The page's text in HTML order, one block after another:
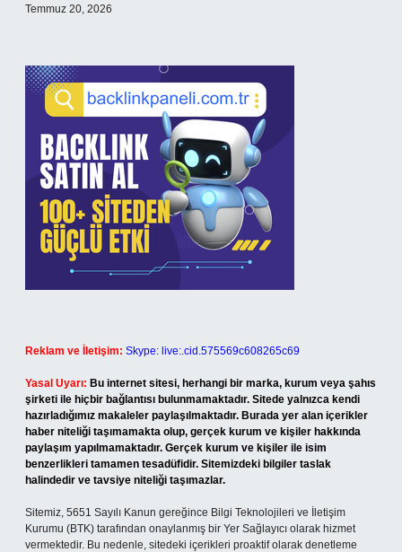
Temmuz 20, 2026
Reklam ve İletişim: Skype: live:.cid.575569c608265c69
Yasal Uyarı: Bu internet sitesi, herhangi bir marka, kurum veya şahıs
şirketi ile hiçbir bağlantısı bulunmamaktadır. Sitede yalnızca kendi
hazırladığımız makaleler paylaşılmaktadır. Burada yer alan içerikler
haber niteliği taşımamakta olup, gerçek kurum ve kişiler hakkında
paylaşım yapılmamaktadır. Gerçek kurum ve kişiler ile isim
benzerlikleri tamamen tesadüfidir. Sitemizdeki bilgiler taslak
halindedir ve tavsiye niteliği taşımazlar.
Sitemiz, 5651 Sayılı Kanun gereğince Bilgi Teknolojileri ve İletişim
Kurumu (BTK) tarafından onaylanmış bir Yer Sağlayıcı olarak hizmet
vermektedir. Bu nedenle, sitedeki içerikleri proaktif olarak denetleme